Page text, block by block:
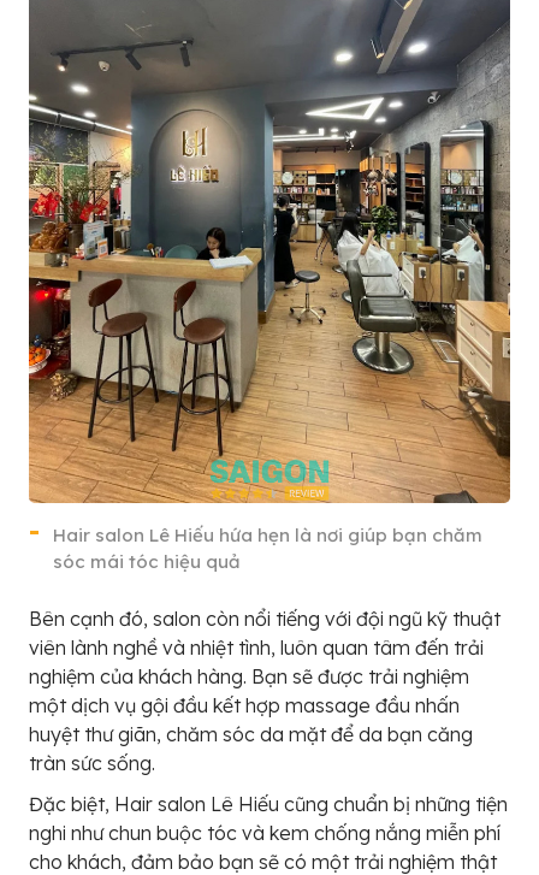
Hair salon Lê Hiếu hứa hẹn là nơi giúp bạn chăm
sóc mái tóc hiệu quả
Bên cạnh đó, salon còn nổi tiếng với đội ngũ kỹ thuật
viên lành nghề và nhiệt tình, luôn quan tâm đến trải
nghiệm của khách hàng. Bạn sẽ được trải nghiệm
một dịch vụ gội đầu kết hợp massage đầu nhấn
huyệt thư giãn, chăm sóc da mặt để da bạn căng
tràn sức sống.
Đặc biệt, Hair salon Lê Hiếu cũng chuẩn bị những tiện
nghi như chun buộc tóc và kem chống nắng miễn phí
cho khách, đảm bảo bạn sẽ có một trải nghiệm thật